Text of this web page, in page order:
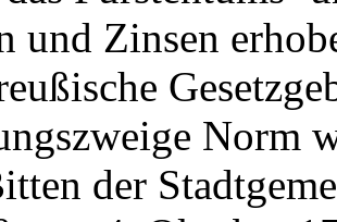
und Zinsen
Norm
der